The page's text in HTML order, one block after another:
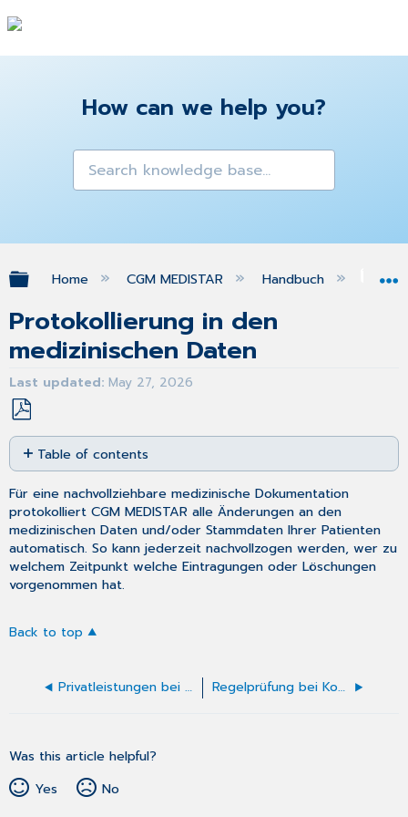
How can we help you?
Expand/collapse global hierarchy
Home CGM MEDISTAR Handbuch
Protokollierung in den
medizinischen Daten
Last updated May 27, 2026
Save
as
PDF
Table of contents
No
headers
Für eine nachvollziehbare medizinische Dokumentation
protokolliert CGM MEDISTAR alle Änderungen an den
medizinischen Daten und/oder Stammdaten Ihrer Patienten
automatisch. So kann jederzeit nachvollzogen werden, wer zu
welchem Zeitpunkt welche Eintragungen oder Löschungen
vorgenommen hat.
Back to top
Privatleistungen bei Kassenpatienten Regelprüfung bei Kodierung
Was this article helpful?
Yes
No